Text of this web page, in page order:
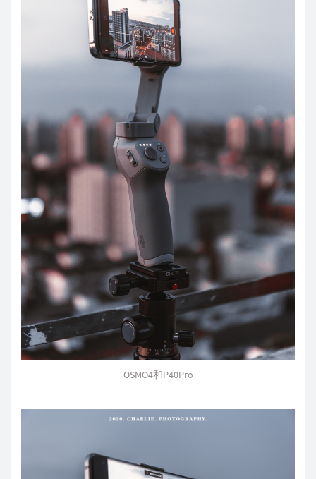
OSMO4和P40Pro